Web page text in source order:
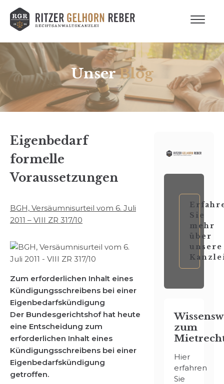
UnserBlog
Eigenbedarf
formelle
Voraussetzungen
BGH, Versäumnisurteil vom 6. Juli
2011 – VIII ZR 317/10
Zum erforderlichen Inhalt eines
Kündigungsschreibens bei einer
Eigenbedarfskündigung
Der Bundesgerichtshof hat heute
eine Entscheidung zum
erforderlichen Inhalt eines
Kündigungsschreibens bei einer
Eigenbedarfskündigung
getroffen.
Sie
mehr
über
unsere
zum
Hier
erfahren
Sie